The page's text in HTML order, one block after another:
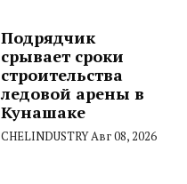
Подрядчик
срывает сроки
строительства
ледовой арены в
Кунашаке
CHELINDUSTRYАвг 08, 2026